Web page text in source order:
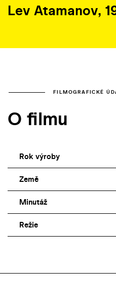
Lev Atamanov,
FILMOGRAFICKÉ
O filmu
Rok výroby
Země
Minutáž
Režie